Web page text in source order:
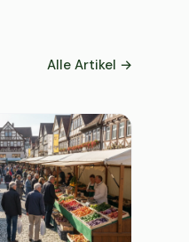
Alle Artikel →